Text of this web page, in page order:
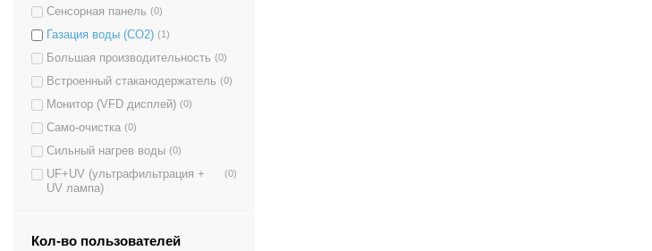
Сенсорная панель (0)
Газация воды (CO2) (1)
Большая производительность (0)
Встроенный стаканодержатель (0)
Монитор (VFD дисплей) (0)
Само-очистка (0)
Сильный нагрев воды (0)
UF+UV (ультрафильтрация +
UV лампа)
(0)
Кол-во пользователей